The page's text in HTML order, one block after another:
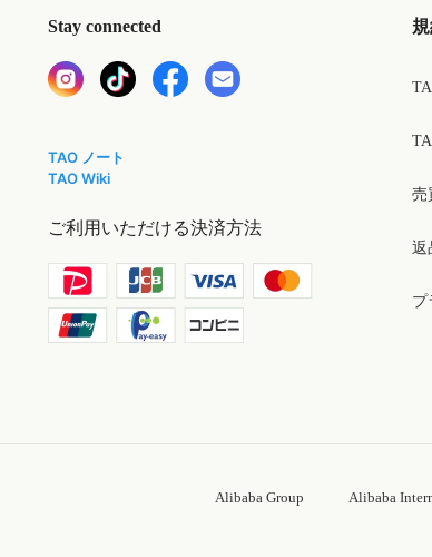
Stay connected
TAO ノート
TAO Wiki
ご利用いただける決済方法
売
返
プ
Alibaba Group Alibaba